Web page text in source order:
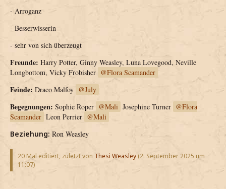
- Arroganz
- Besserwisserin
- sehr von sich überzeugt
Freunde: Harry Potter, Ginny Weasley, Luna Lovegood, Neville
Longbottom, Vicky Frobisher
Flora Scamander
Feinde: Draco Malfoy July
Begegnungen: Sophie Roper Mali Josephine Turner
Flora
Scamander Leon Perrier
Mali
Beziehung: Ron Weasley
20 Mal editiert, zuletzt von Thesi Weasley (2. September 2025 um
11:07)